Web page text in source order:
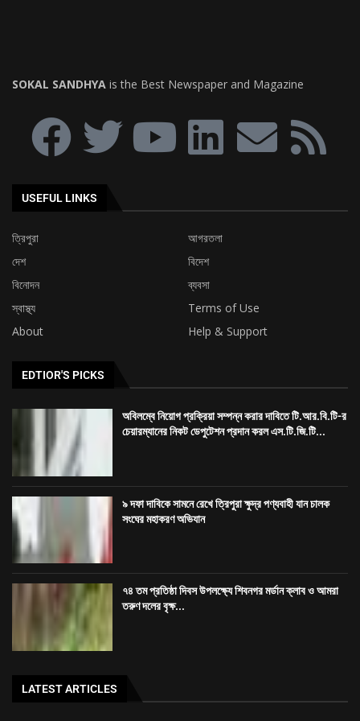
দেশ
বিদেশ
স্বাস্থ্য
Terms of Use
About
Help & Support
EDTIOR'S PICKS
অবিলম্বে নিয়োগ প্রক্রিয়া সম্পন্ন করার দাবিতে টি.আর.বি.টি-র
চেয়ারম্যানের নিকট ডেপুটেশন প্রদান করল এস.টি.জি.টি...
৯ দফা দাবিকে সামনে রেখে ত্রিপুরা ক্ষুদ্র পণ্যবাহী যান চালক
৭৪ তম প্রতিষ্ঠা দিবস উপলক্ষ্যে শিবনগর মর্ডান ক্লাব ও আমরা
তরুণ দলের বৃক্ষ...
LATEST ARTICLES
অবিলম্বে নিয়োগ প্রক্রিয়া সম্পন্ন করার দাবিতে টি.আর.বি.টি-র চেয়ারম্যানের নিকট ডেপুটেশন
৯ দফা দাবিকে সামনে রেখে ত্রিপুরা ক্ষুদ্র পণ্যবাহী যান চালক সংঘের মহাকরণ অভিযান
৭৪ তম প্রতিষ্ঠা দিবস উপলক্ষ্যে শিবনগর মর্ডান ক্লাব ও আমরা তরুণ দলের বৃক্ষ রোপণ কর্মসূচি